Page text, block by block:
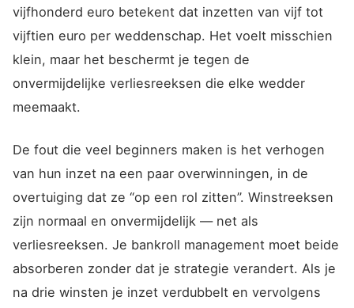
vijfhonderd euro betekent dat inzetten van vijf tot
vijftien euro per weddenschap. Het voelt misschien
klein, maar het beschermt je tegen de
onvermijdelijke verliesreeksen die elke wedder
meemaakt.
De fout die veel beginners maken is het verhogen
van hun inzet na een paar overwinningen, in de
overtuiging dat ze “op een rol zitten”. Winstreeksen
zijn normaal en onvermijdelijk — net als
verliesreeksen. Je bankroll management moet beide
absorberen zonder dat je strategie verandert. Als je
na drie winsten je inzet verdubbelt en vervolgens